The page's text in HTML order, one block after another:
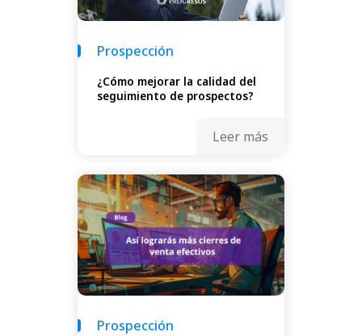
Prospección
¿Cómo mejorar la calidad del
seguimiento de prospectos?
Leer más
Prospección